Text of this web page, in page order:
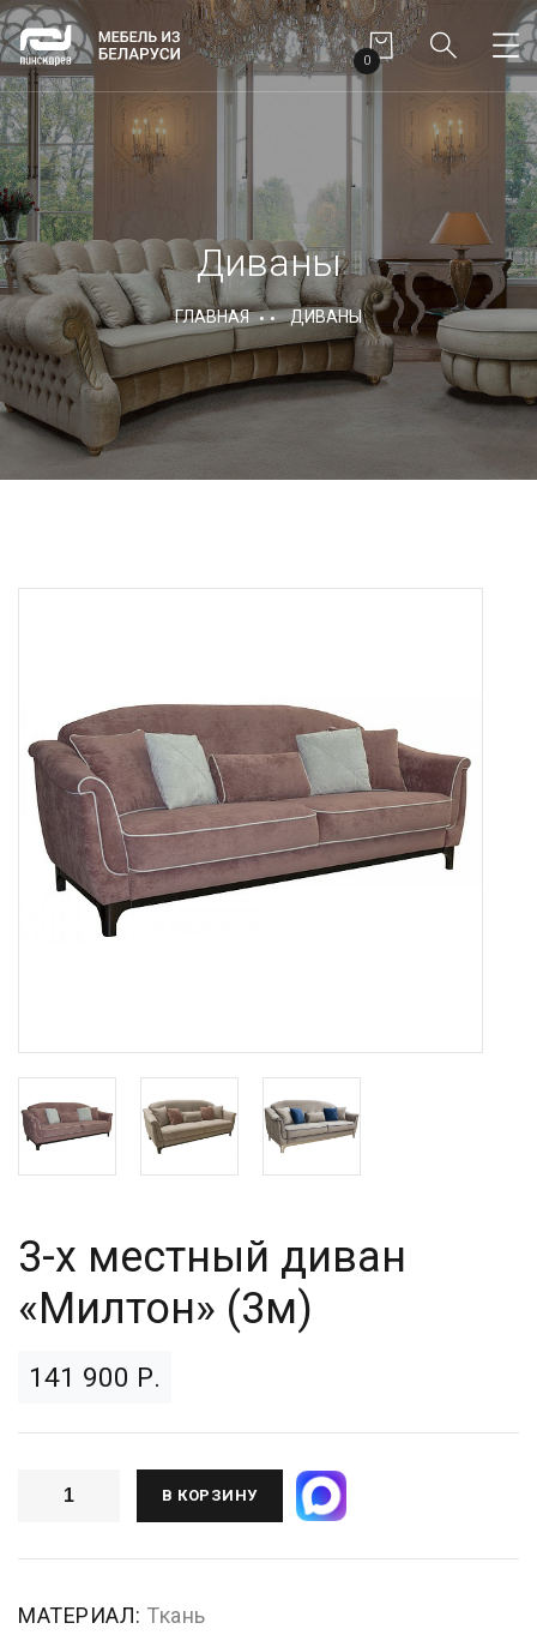
0
Диваны
ГЛАВНАЯ ДИВАНЫ
3-х местный диван
«Милтон» (3м)
141 900 Р.
В КОРЗИНУ
МАТЕРИАЛ: Ткань